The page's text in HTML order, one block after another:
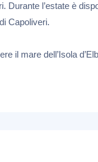
Durante l’estate è
Capoliveri.
il mare dell’Isola
Facebook,
ad esempio
"Rifiuta",
puoi